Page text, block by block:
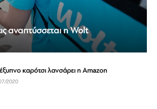
αναπτύσσεται η Wolt
καρότσι λανσάρει η Amazon
2020